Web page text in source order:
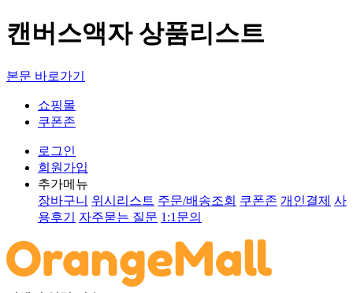
캔버스액자 상품리스트
본문 바로가기
쇼핑몰
쿠폰존
로그인
회원가입
추가메뉴
장바구니 위시리스트 주문/배송조회 쿠폰존 개인결제 사
용후기
자주묻는 질문 1:1문의